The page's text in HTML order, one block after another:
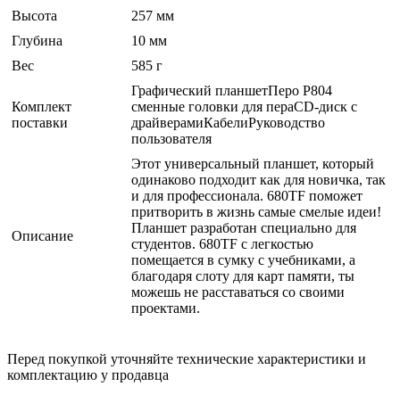
Высота
257 мм
Глубина
10 мм
Вес
585 г
Комплект
поставки
Графический планшетПеро P804
сменные головки для пераCD-диск с
драйверамиКабелиРуководство
пользователя
Описание
Этот универсальный планшет, который
одинаково подходит как для новичка, так
и для профессионала. 680TF поможет
притворить в жизнь самые смелые идеи!
Планшет разработан специально для
студентов. 680TF с легкостью
помещается в сумку с учебниками, а
благодаря слоту для карт памяти, ты
можешь не расставаться со своими
проектами.
Перед покупкой уточняйте технические характеристики и
комплектацию у продавца